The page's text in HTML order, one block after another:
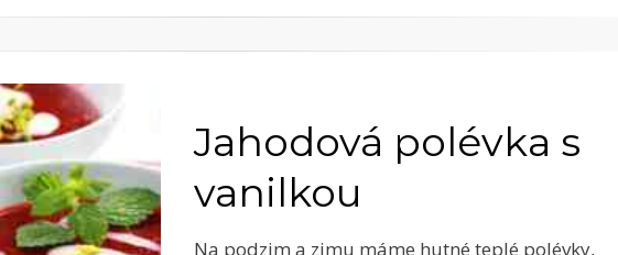
Jahodová polévka s
vanilkou
Na podzim a zimu máme hutné teplé polévky,